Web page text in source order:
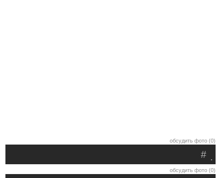
обсудить фото (0)
.
#
обсудить фото (0)